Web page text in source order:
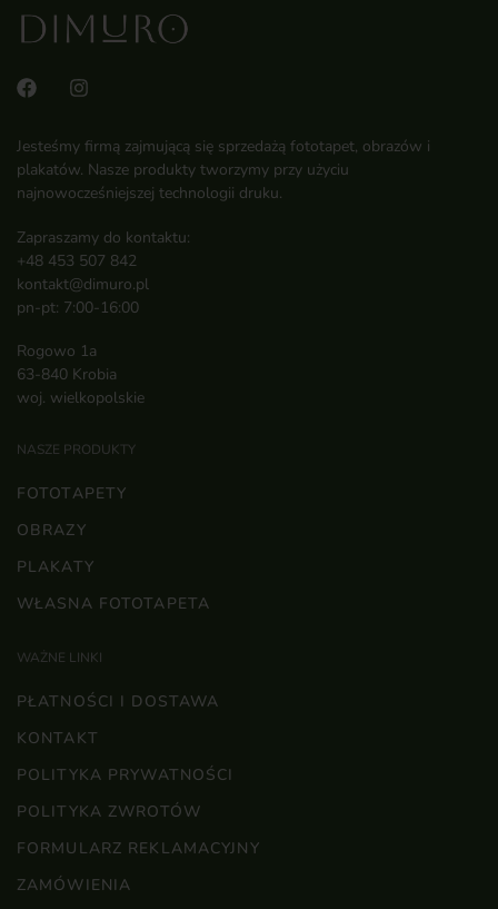
Jesteśmy firmą zajmującą się sprzedażą fototapet, obrazów i
plakatów. Nasze produkty tworzymy przy użyciu
najnowocześniejszej technologii druku.
Zapraszamy do kontaktu:
+48 453 507 842
kontakt@dimuro.pl
pn-pt: 7:00-16:00
Rogowo 1a
63-840 Krobia
woj. wielkopolskie
NASZE PRODUKTY
FOTOTAPETY
OBRAZY
PLAKATY
WŁASNA FOTOTAPETA
WAŻNE LINKI
PŁATNOŚCI I DOSTAWA
KONTAKT
POLITYKA PRYWATNOŚCI
POLITYKA ZWROTÓW
FORMULARZ REKLAMACYJNY
ZAMÓWIENIA